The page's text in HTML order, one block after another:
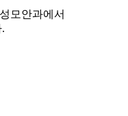
모안과에서